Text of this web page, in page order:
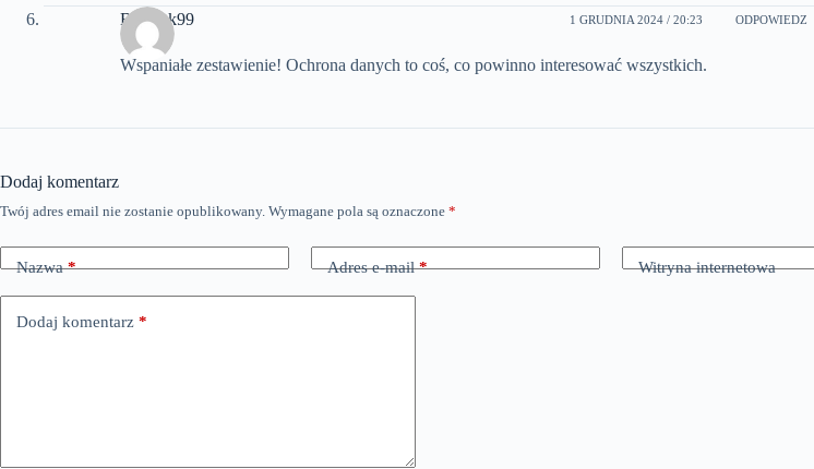
Bąbelek99 1 GRUDNIA 2024 / 20:23 ODPOWIEDZ
Wspaniałe zestawienie! Ochrona danych to coś, co powinno interesować wszystkich.
Dodaj komentarz
Twój adres email nie zostanie opublikowany. Wymagane pola są oznaczone *
Nazwa* Adres e-mail* Witryna internetowa
Dodaj komentarz *